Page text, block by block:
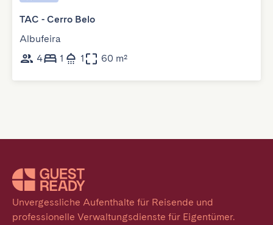
TAC - Cerro Belo
Albufeira
4
1 1 60 m²
Unvergessliche Aufenthalte für Reisende und
professionelle Verwaltungsdienste für Eigentümer.